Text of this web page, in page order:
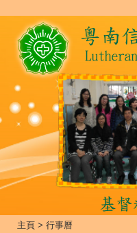
主頁 > 行事曆